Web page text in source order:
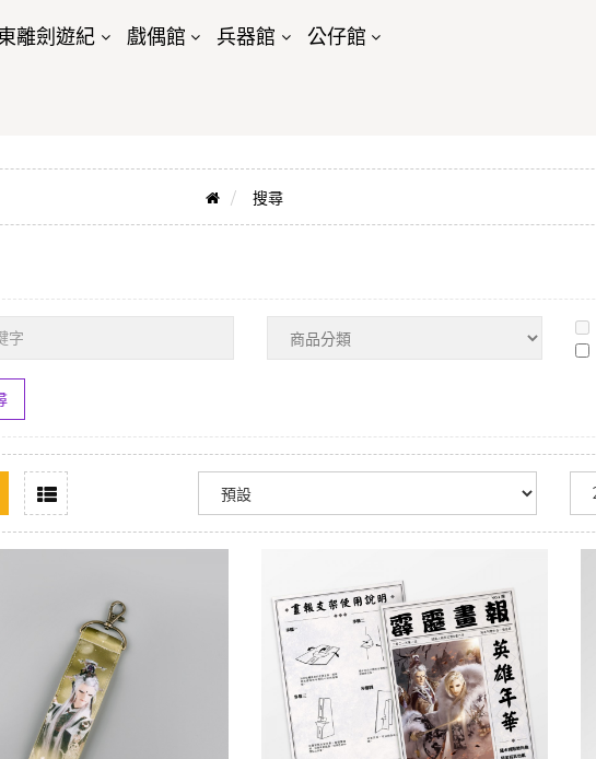
離劍遊紀 戲偶館 兵器館 公仔館
搜尋